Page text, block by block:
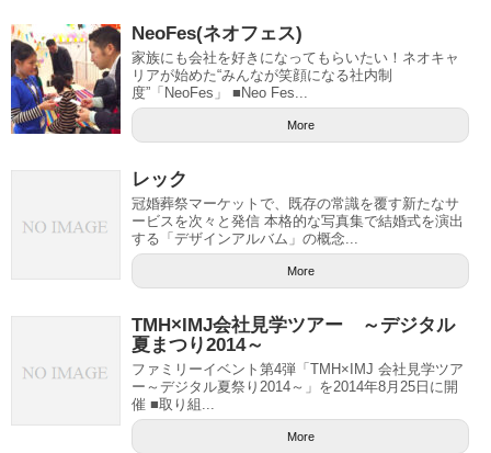
NeoFes(ネオフェス)
家族にも会社を好きになってもらいたい！ネオキャ
リアが始めた“みんなが笑顔になる社内制
度”「NeoFes」 ■Neo Fes...
More
レック
冠婚葬祭マーケットで、既存の常識を覆す新たなサ
ービスを次々と発信 本格的な写真集で結婚式を演出
する「デザインアルバム」の概念...
More
TMH×IMJ会社見学ツアー ～デジタル
夏まつり2014～
ファミリーイベント第4弾「TMH×IMJ 会社見学ツア
ー～デジタル夏祭り2014～」を2014年8月25日に開
催 ■取り組...
More